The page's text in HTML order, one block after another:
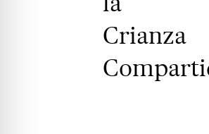
Crianza